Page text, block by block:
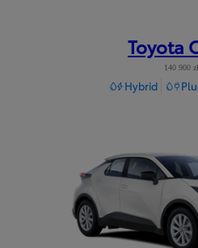
Toyota
140 900 zł
Hybrid